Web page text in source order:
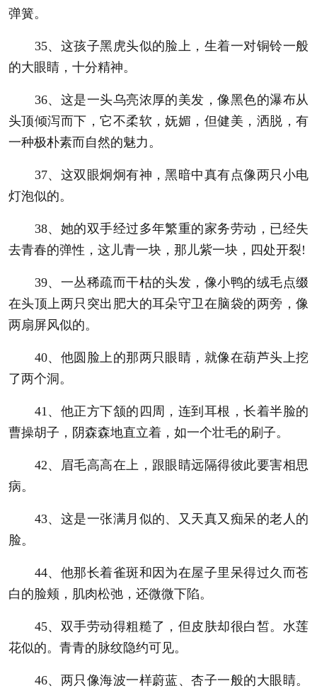
弹簧。
35、这孩子黑虎头似的脸上，生着一对铜铃一般
的大眼睛，十分精神。
36、这是一头乌亮浓厚的美发，像黑色的瀑布从
头顶倾泻而下，它不柔软，妩媚，但健美，洒脱，有
一种极朴素而自然的魅力。
37、这双眼炯炯有神，黑暗中真有点像两只小电
灯泡似的。
38、她的双手经过多年繁重的家务劳动，已经失
去青春的弹性，这儿青一块，那儿紫一块，四处开裂!
39、一丛稀疏而干枯的头发，像小鸭的绒毛点缀
在头顶上两只突出肥大的耳朵守卫在脑袋的两旁，像
两扇屏风似的。
40、他圆脸上的那两只眼睛，就像在葫芦头上挖
了两个洞。
41、他正方下颔的四周，连到耳根，长着半脸的
曹操胡子，阴森森地直立着，如一个壮毛的刷子。
42、眉毛高高在上，跟眼睛远隔得彼此要害相思
病。
43、这是一张满月似的、又天真又痴呆的老人的
脸。
44、他那长着雀斑和因为在屋子里呆得过久而苍
白的脸颊，肌肉松弛，还微微下陷。
45、双手劳动得粗糙了，但皮肤却很白皙。水莲
花似的。青青的脉纹隐约可见。
46、两只像海波一样蔚蓝、杏子一般的大眼睛。